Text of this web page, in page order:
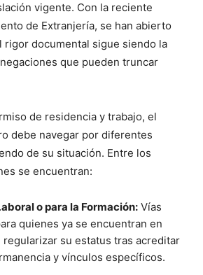
vigente. Con la reciente
de Extranjería, se han abierto
rigor documental sigue siendo la
que pueden truncar
de residencia y trabajo, el
debe navegar por diferentes
de su situación. Entre los
se encuentran:
o para la Formación: Vías
quienes ya se encuentran en
regularizar su estatus tras acreditar
y vínculos específicos.